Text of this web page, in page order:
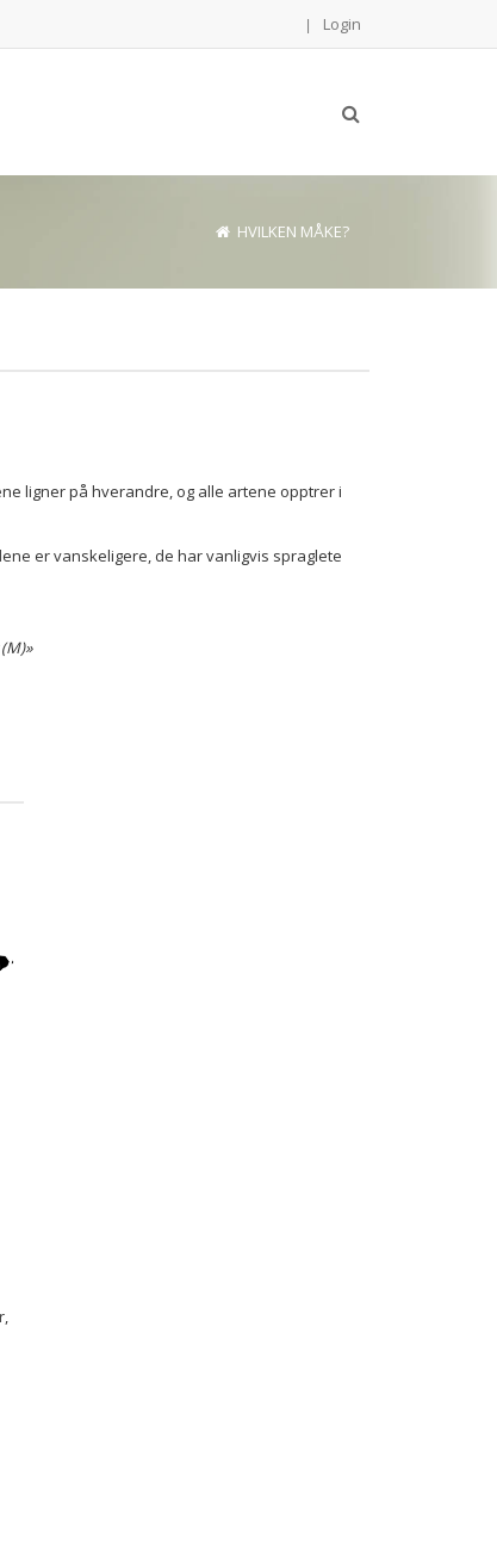
Login
HVILKEN MÅKE?
ligner på hverandre, og alle artene opptrer i
er vanskeligere, de har vanligvis spraglete